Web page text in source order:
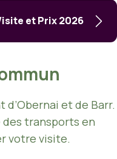
et Prix 2026
et de Barr.
transports en
votre visite.